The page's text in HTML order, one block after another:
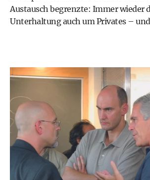
Austausch begrenzte: Immer wieder
Unterhaltung auch um Privates –